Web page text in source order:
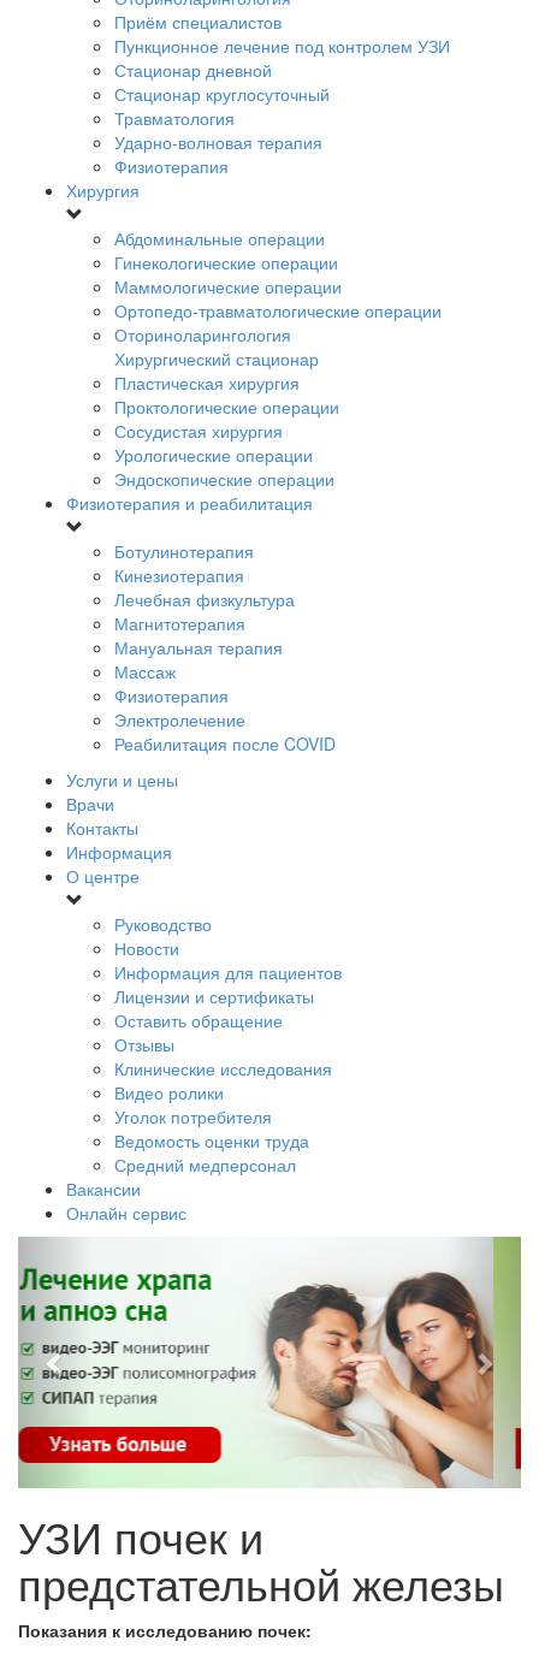
Приём специалистов
Пункционное лечение под контролем УЗИ
Стационар дневной
Стационар круглосуточный
Травматология
Ударно-волновая терапия
Физиотерапия
Хирургия
Абдоминальные операции
Гинекологические операции
Маммологические операции
Ортопедо-травматологические операции
Оториноларингология
Хирургический стационар
Пластическая хирургия
Проктологические операции
Сосудистая хирургия
Урологические операции
Эндоскопические операции
Физиотерапия и реабилитация
Ботулинотерапия
Кинезиотерапия
Лечебная физкультура
Магнитотерапия
Мануальная терапия
Массаж
Физиотерапия
Электролечение
Реабилитация после COVID
Услуги и цены
Врачи
Контакты
Информация
О центре
Руководство
Новости
Информация для пациентов
Лицензии и сертификаты
Оставить обращение
Отзывы
Клинические исследования
Видео ролики
Уголок потребителя
Ведомость оценки труда
Средний медперсонал
Вакансии
Онлайн сервис
УЗИ почек и
предстательной железы
Показания к исследованию почек: